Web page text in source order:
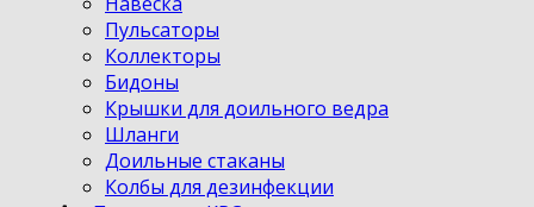
Пульсаторы
Коллекторы
Бидоны
Крышки для доильного ведра
Шланги
Доильные стаканы
Колбы для дезинфекции